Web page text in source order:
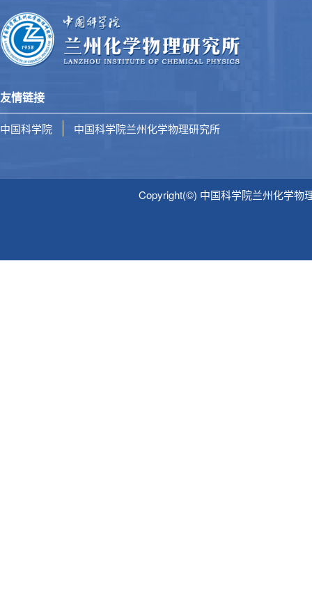
友情链接
中国科学院 中国科学院兰州化学物理研究所
Copyright(©) 中国科学院兰州化学物